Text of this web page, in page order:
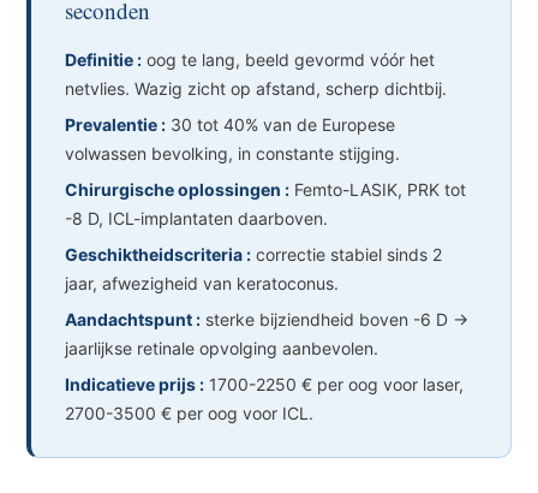
seconden
Definitie : oog te lang, beeld gevormd vóór het
netvlies. Wazig zicht op afstand, scherp dichtbij.
Prevalentie : 30 tot 40% van de Europese
volwassen bevolking, in constante stijging.
Chirurgische oplossingen : Femto-LASIK, PRK tot
-8 D, ICL-implantaten daarboven.
Geschiktheidscriteria : correctie stabiel sinds 2
jaar, afwezigheid van keratoconus.
Aandachtspunt : sterke bijziendheid boven -6 D →
jaarlijkse retinale opvolging aanbevolen.
Indicatieve prijs : 1700-2250 € per oog voor laser,
2700-3500 € per oog voor ICL.